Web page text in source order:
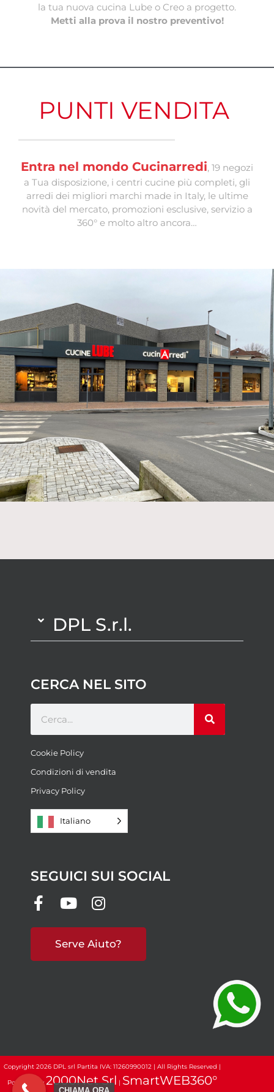
la tua nuova cucina Lube o Creo a progetto.
Metti alla prova il nostro preventivo!
PUNTI VENDITA
Entra nel mondo Cucinarredi, 19 negozi
a Tua disposizione, i centri cucine più completi, gli
arredi dei migliori marchi made in Italy, le ultime
novità del mercato, promozioni esclusive, servizio a
360° e molto altro ancora…
DPL S.r.l.
CERCA NEL SITO
Cookie Policy
Condizioni di vendita
Privacy Policy
Italiano
SEGUICI SUI SOCIAL
Serve Aiuto?
Copyright 2026 DPL srl Partita IVA: 11260990012 | All Rights Reserved |
Powered by2000Net Srl | SmartWEB360°